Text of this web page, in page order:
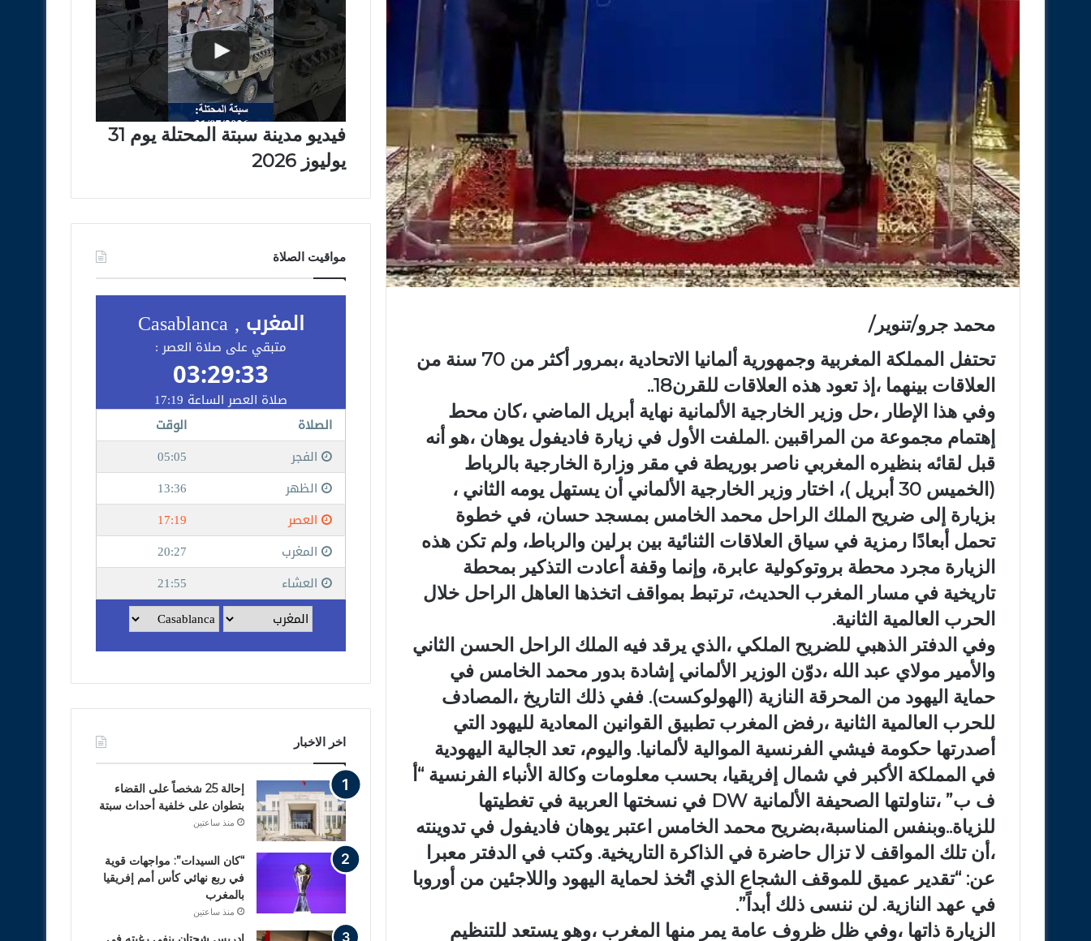
محمد جرو/تنوير/
تحتفل المملكة المغربية وجمهورية ألمانيا الاتحادية ،بمرور أكثر من 70 سنة من
العلاقات بينهما ،إذ تعود هذه العلاقات للقرن18..
وفي هذا الإطار ،حل وزير الخارجية الألمانية نهاية أبريل الماضي ،كان محط
إهتمام مجموعة من المراقبين .الملفت الأول في زيارة فاديفول يوهان ،هو أنه
قبل لقائه بنظيره المغربي ناصر بوريطة في مقر وزارة الخارجية بالرباط
(الخميس 30 أبريل )، اختار وزير الخارجية الألماني أن يستهل يومه الثاني ،
بزيارة إلى ضريح الملك الراحل محمد الخامس بمسجد حسان، في خطوة
تحمل أبعادًا رمزية في سياق العلاقات الثنائية بين برلين والرباط، ولم تكن هذه
الزيارة مجرد محطة بروتوكولية عابرة، وإنما وقفة أعادت التذكير بمحطة
تاريخية في مسار المغرب الحديث، ترتبط بمواقف اتخذها العاهل الراحل خلال
الحرب العالمية الثانية.
وفي الدفتر الذهبي للضريح الملكي ،الذي يرقد فيه الملك الراحل الحسن الثاني
والأمير مولاي عبد الله ،دوّن الوزير الألماني إشادة بدور محمد الخامس في
حماية اليهود من المحرقة النازية (الهولوكست). ففي ذلك التاريخ ،المصادف
للحرب العالمية الثانية ،رفض المغرب تطبيق القوانين المعادية لليهود التي
أصدرتها حكومة فيشي الفرنسية الموالية لألمانيا. واليوم، تعد الجالية اليهودية
في المملكة الأكبر في شمال إفريقيا، بحسب معلومات وكالة الأنباء الفرنسية “أ
ف ب” ،تناولتها الصحيفة الألمانية DW في نسختها العربية في تغطيتها
للزياة..وبنفس المناسبة،بضريح محمد الخامس اعتبر يوهان فاديفول في تدوينته
،أن تلك المواقف لا تزال حاضرة في الذاكرة التاريخية. وكتب في الدفتر معبرا
عن: “تقدير عميق للموقف الشجاع الذي اتُخذ لحماية اليهود واللاجئين من أوروبا
في عهد النازية. لن ننسى ذلك أبداً”.
الزيارة ذاتها ،وفي ظل ظروف عامة يمر منها المغرب ،وهو يستعد للتنظيم
فيديو مدينة سبتة المحتلة يوم 31
يوليوز 2026
مواقيت الصلاة
اخر الاخبار
إحالة 25 شخصاً على القضاء
بتطوان على خلفية أحداث سبتة
منذ ساعتين
“كان السيدات”: مواجهات قوية
في ربع نهائي كأس أمم إفريقيا
بالمغرب
منذ ساعتين